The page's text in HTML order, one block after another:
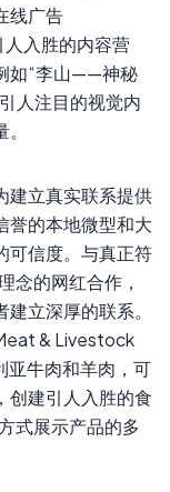
线广告
人入胜的内容营
如“李山——神秘
人注目的视觉内
建立真实联系提供
誉的本地微型和大
可信度。与真正符
念的网红合作，
立深厚的联系。
& Livestock
亚牛肉和羊肉，可
创建引人入胜的食
式展示产品的多